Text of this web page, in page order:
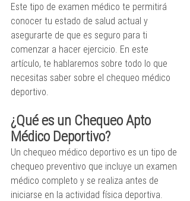
Este tipo de examen médico te permitirá
conocer tu estado de salud actual y
asegurarte de que es seguro para ti
comenzar a hacer ejercicio. En este
artículo, te hablaremos sobre todo lo que
necesitas saber sobre el chequeo médico
deportivo.
¿Qué es un Chequeo Apto
Médico Deportivo?
Un chequeo médico deportivo es un tipo de
chequeo preventivo que incluye un examen
médico completo y se realiza antes de
iniciarse en la actividad física deportiva.